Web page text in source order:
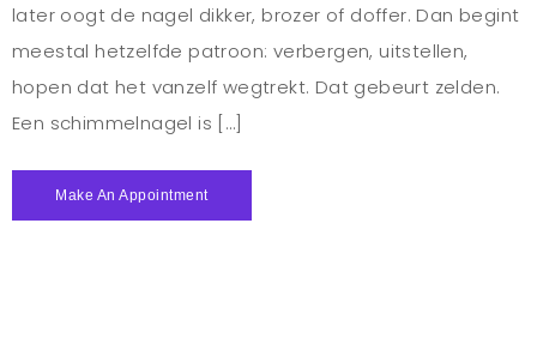
later oogt de nagel dikker, brozer of doffer. Dan begint
meestal hetzelfde patroon: verbergen, uitstellen,
hopen dat het vanzelf wegtrekt. Dat gebeurt zelden.
Een schimmelnagel is […]
Make An Appointment